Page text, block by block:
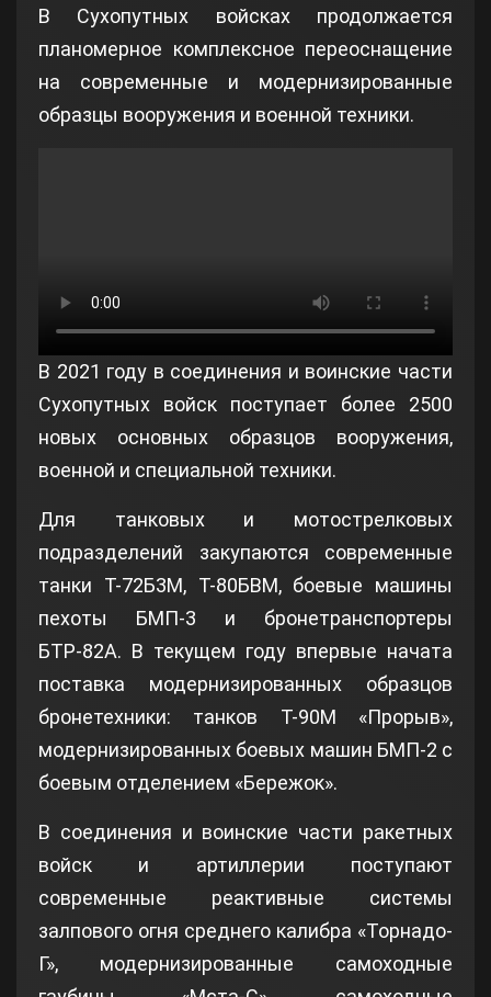
В Сухопутных войсках продолжается
планомерное комплексное переоснащение
на современные и модернизированные
образцы вооружения и военной техники.
В 2021 году в соединения и воинские части
Сухопутных войск поступает более 2500
новых основных образцов вооружения,
военной и специальной техники.
Для танковых и мотострелковых
подразделений закупаются современные
танки Т-72Б3М, Т-80БВМ, боевые машины
пехоты БМП-3 и бронетранспортеры
БТР-82А. В текущем году впервые начата
поставка модернизированных образцов
бронетехники: танков Т-90М «Прорыв»,
модернизированных боевых машин БМП-2 с
боевым отделением «Бережок».
В соединения и воинские части ракетных
войск и артиллерии поступают
современные реактивные системы
залпового огня среднего калибра «Торнадо-
Г», модернизированные самоходные